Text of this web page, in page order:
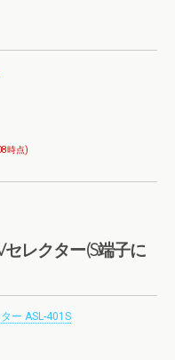
時点)
レクター(S端子に
ー ASL-401S